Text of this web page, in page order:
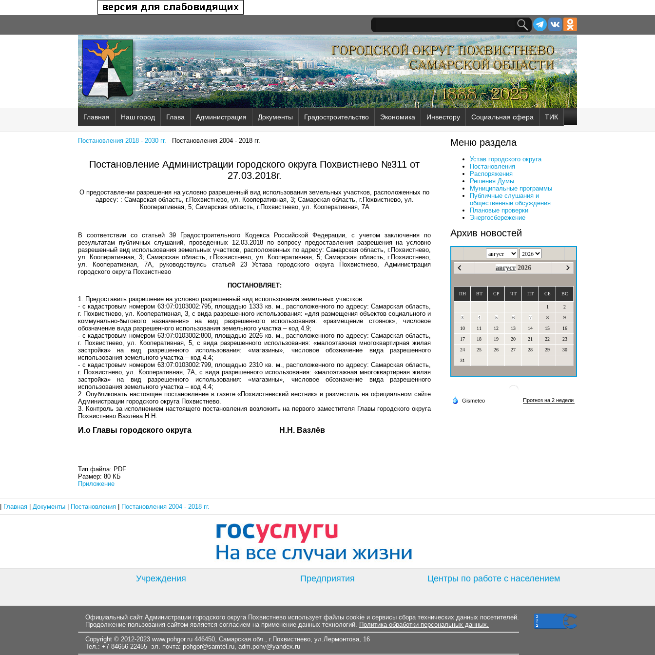
Главная Наш город Глава Администрация Документы Градостроительство Экономика Инвестору Социальная сфера ТИК
Постановления 2018 - 2030 гг. Постановления 2004 - 2018 гг.
Постановление Администрации городского округа Похвистнево №311 от
27.03.2018г.
О предоставлении разрешения на условно разрешенный вид использования земельных участков, расположенных по
адресу: : Самарская область, г.Похвистнево, ул. Кооперативная, 3; Самарская область, г.Похвистнево, ул.
Кооперативная, 5; Самарская область, г.Похвистнево, ул. Кооперативная, 7А
В соответствии со статьей 39 Градостроительного Кодекса Российской Федерации, с учетом заключения по
результатам публичных слушаний, проведенных 12.03.2018 по вопросу предоставления разрешения на условно
разрешенный вид использования земельных участков, расположенных по адресу: Самарская область, г.Похвистнево,
ул. Кооперативная, 3; Самарская область, г.Похвистнево, ул. Кооперативная, 5; Самарская область, г.Похвистнево,
ул. Кооперативная, 7А, руководствуясь статьей 23 Устава городского округа Похвистнево, Администрация
городского округа Похвистнево
ПОСТАНОВЛЯЕТ:
1. Предоставить разрешение на условно разрешенный вид использования земельных участков:
- с кадастровым номером 63:07:0103002:795, площадью 1333 кв. м., расположенного по адресу: Самарская область,
г. Похвистнево, ул. Кооперативная, 3, с вида разрешенного использования: «для размещения объектов социального и
коммунально-бытового назначения» на вид разрешенного использования: «размещение стоянок», числовое
обозначение вида разрешенного использования земельного участка – код 4.9;
- с кадастровым номером 63:07:0103002:800, площадью 2026 кв. м., расположенного по адресу: Самарская область,
г. Похвистнево, ул. Кооперативная, 5, с вида разрешенного использования: «малоэтажная многоквартирная жилая
застройка» на вид разрешенного использования: «магазины», числовое обозначение вида разрешенного
использования земельного участка – код 4.4;
- с кадастровым номером 63:07:0103002:799, площадью 2310 кв. м., расположенного по адресу: Самарская область,
г. Похвистнево, ул. Кооперативная, 7А, с вида разрешенного использования: «малоэтажная многоквартирная жилая
застройка» на вид разрешенного использования: «магазины», числовое обозначение вида разрешенного
использования земельного участка – код 4.4;
2. Опубликовать настоящее постановление в газете «Похвистневский вестник» и разместить на официальном сайте
Администрации городского округа Похвистнево.
3. Контроль за исполнением настоящего постановления возложить на первого заместителя Главы городского округа
Похвистнево Вазлёва Н.Н.
И.о Главы городского округа Н.Н. Вазлёв
Тип файла: PDF
Размер: 80 КБ
Приложение
Меню раздела
Устав городского округа
Постановления
Распоряжения
Решения Думы
Муниципальные программы
Публичные слушания и
общественные обсуждения
Плановые проверки
Энергосбережение
Архив новостей
август 2026
ПН ВТ СР ЧТ ПТ СБ ВС
1
2
3
4 5 6 7 8
9
10
11 12 13 14 15
16
17
18 19 20 21 22
23
24
25 26 27 28 29
30
31
Главная Документы Постановления Постановления 2004 - 2018 гг.
Учреждения Предприятия Центры по работе с населением
Официальный сайт Администрации городского округа Похвистнево использует файлы cookie и сервисы сбора технических данных посетителей.
Продолжение пользования сайтом является согласием на применение данных технологий. Политика обработки персональных данных.
Copyright © 2012-2023 www.pohgor.ru 446450, Самарская обл., г.Похвистнево, ул.Лермонтова, 16
Тел.: +7 84656 22455 эл. почта: pohgor@samtel.ru, adm.pohv@yandex.ru